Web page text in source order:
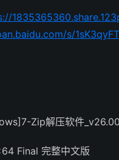
s/
Zip解压软件
Final 完整中文版